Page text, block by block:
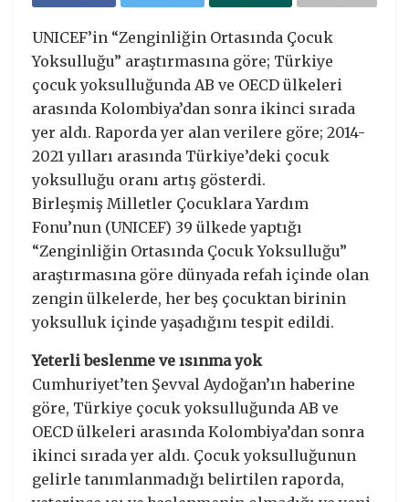
UNICEF’in “Zenginliğin Ortasında Çocuk
Yoksulluğu” araştırmasına göre; Türkiye
çocuk yoksulluğunda AB ve OECD ülkeleri
arasında Kolombiya’dan sonra ikinci sırada
yer aldı. Raporda yer alan verilere göre; 2014-
2021 yılları arasında Türkiye’deki çocuk
yoksulluğu oranı artış gösterdi.
Birleşmiş Milletler Çocuklara Yardım
Fonu’nun (UNICEF) 39 ülkede yaptığı
“Zenginliğin Ortasında Çocuk Yoksulluğu”
araştırmasına göre dünyada refah içinde olan
zengin ülkelerde, her beş çocuktan birinin
yoksulluk içinde yaşadığını tespit edildi.
Yeterli beslenme ve ısınma yok
Cumhuriyet’ten Şevval Aydoğan’ın haberine
göre, Türkiye çocuk yoksulluğunda AB ve
OECD ülkeleri arasında Kolombiya’dan sonra
ikinci sırada yer aldı. Çocuk yoksulluğunun
gelirle tanımlanmadığı belirtilen raporda,